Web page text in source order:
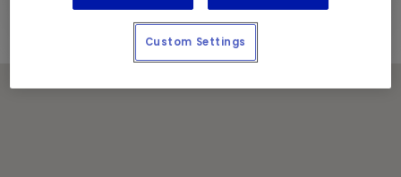
Custom Settings